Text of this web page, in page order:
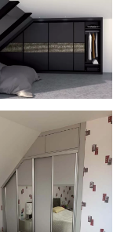
Zoom
Zoom